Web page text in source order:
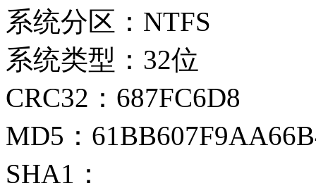
系统分区：NTFS
系统类型：32位
CRC32：687FC6D8
MD5：
SHA1：